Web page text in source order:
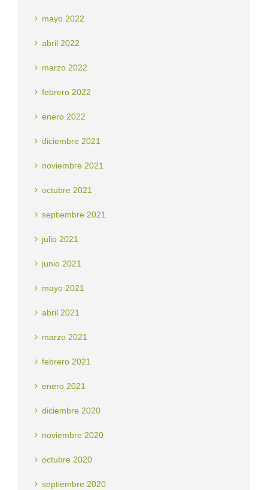
mayo 2022
abril 2022
marzo 2022
febrero 2022
enero 2022
diciembre 2021
noviembre 2021
octubre 2021
septiembre 2021
julio 2021
junio 2021
mayo 2021
abril 2021
marzo 2021
febrero 2021
enero 2021
diciembre 2020
noviembre 2020
octubre 2020
septiembre 2020